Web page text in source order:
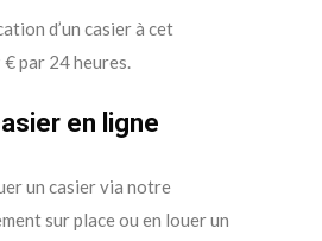
d’un casier à cet
par 24 heures.
en ligne
un casier via notre
sur place ou en louer un